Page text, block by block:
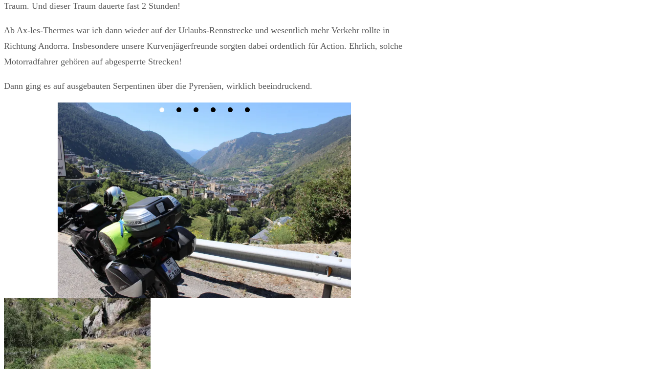
Traum. Und dieser Traum dauerte fast 2 Stunden!
Ab Ax-les-Thermes war ich dann wieder auf der Urlaubs-Rennstrecke und wesentlich mehr Verkehr rollte in
Richtung Andorra. Insbesondere unsere Kurvenjägerfreunde sorgten dabei ordentlich für Action. Ehrlich, solche
Motorradfahrer gehören auf abgesperrte Strecken!
Dann ging es auf ausgebauten Serpentinen über die Pyrenäen, wirklich beeindruckend.